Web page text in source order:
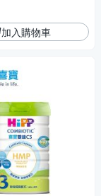
加入購物車